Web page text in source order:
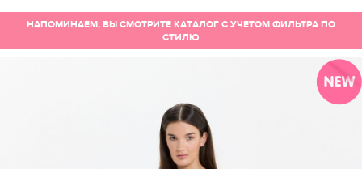
НАПОМИНАЕМ, ВЫ СМОТРИТЕ КАТАЛОГ С УЧЕТОМ ФИЛЬТРА ПО
СТИЛЮ